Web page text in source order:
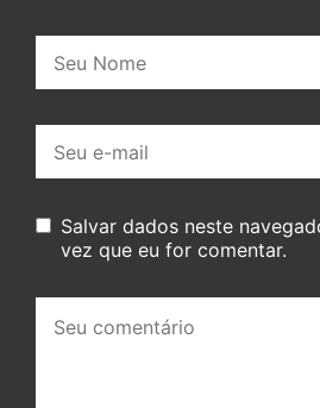
mail:
Salvar dados neste
vez que eu for comentar.
comentário: